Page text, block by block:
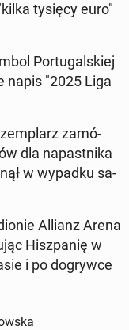
tysięcy euro"
Por­tu­gal­skiej
napis "2025 Liga
za­mó­
dla na­past­ni­ka
w wypadku sa­
Allianz Arena
Hisz­pa­nię w
i po do­gryw­ce